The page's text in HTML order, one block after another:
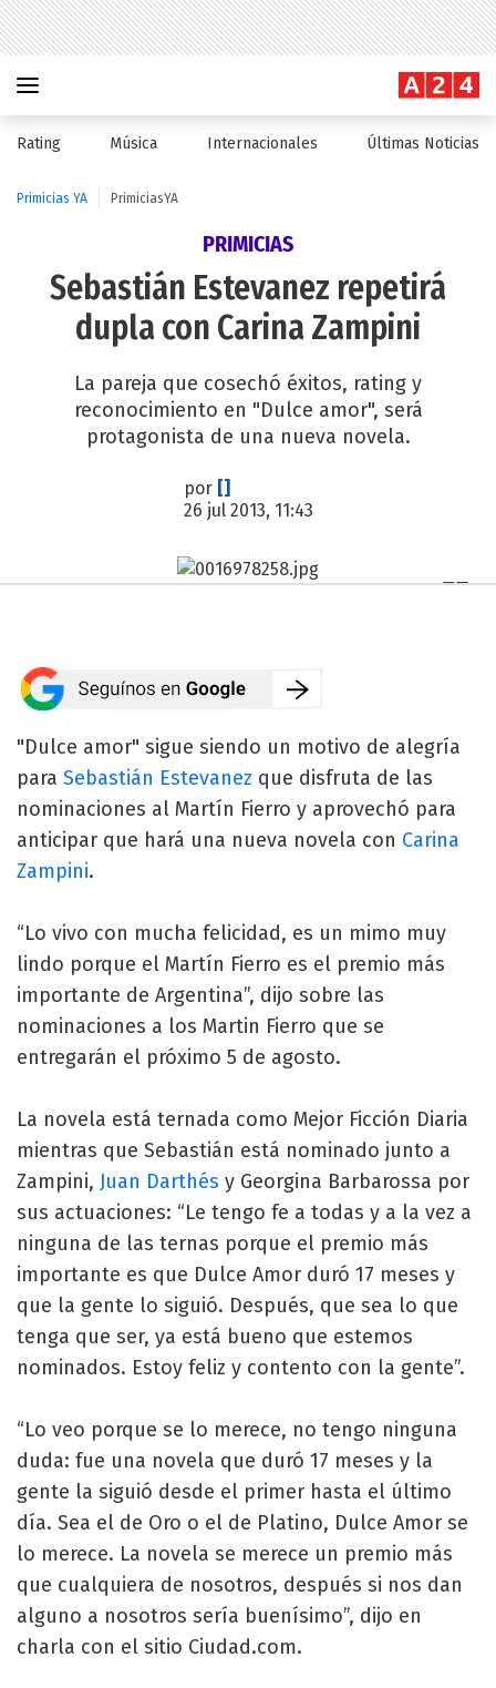
Rating Música Internacionales Últimas Noticias
Primicias YA PrimiciasYA
PRIMICIAS
Sebastián Estevanez repetirá
dupla con Carina Zampini
La pareja que cosechó éxitos, rating y
reconocimiento en "Dulce amor", será
protagonista de una nueva novela.
por []
26 jul 2013, 11:43
"Dulce amor" sigue siendo un motivo de alegría
para Sebastián Estevanez que disfruta de las
nominaciones al Martín Fierro y aprovechó para
anticipar que hará una nueva novela con Carina
Zampini.
“Lo vivo con mucha felicidad, es un mimo muy
lindo porque el Martín Fierro es el premio más
importante de Argentina”, dijo sobre las
nominaciones a los Martin Fierro que se
entregarán el próximo 5 de agosto.
La novela está ternada como Mejor Ficción Diaria
mientras que Sebastián está nominado junto a
Zampini, Juan Darthés y Georgina Barbarossa por
sus actuaciones: “Le tengo fe a todas y a la vez a
ninguna de las ternas porque el premio más
importante es que Dulce Amor duró 17 meses y
que la gente lo siguió. Después, que sea lo que
tenga que ser, ya está bueno que estemos
nominados. Estoy feliz y contento con la gente”.
“Lo veo porque se lo merece, no tengo ninguna
duda: fue una novela que duró 17 meses y la
gente la siguió desde el primer hasta el último
día. Sea el de Oro o el de Platino, Dulce Amor se
lo merece. La novela se merece un premio más
que cualquiera de nosotros, después si nos dan
alguno a nosotros sería buenísimo”, dijo en
charla con el sitio Ciudad.com.